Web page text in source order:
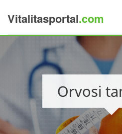
Vitalitasportal.com
Orvosi
×